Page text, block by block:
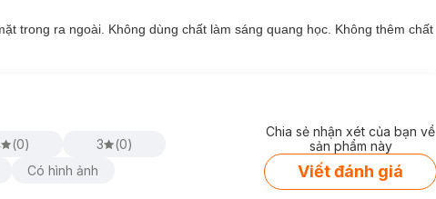
trong ra ngoài. Không dùng chất làm sáng quang học. Không thêm chất
(0) 3 (0)
Có hình ảnh
Chia sẻ nhận xét của bạn về
sản phẩm này
Viết đánh giá